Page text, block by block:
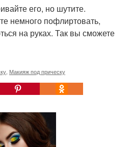
его, но шутите.
немного пофлиртовать,
на руках. Так вы сможете
Макияж под прическу